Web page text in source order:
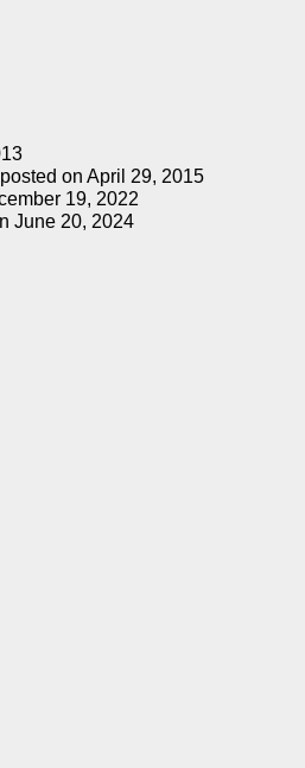
posted on April 29, 2015
19, 2022
June 20, 2024